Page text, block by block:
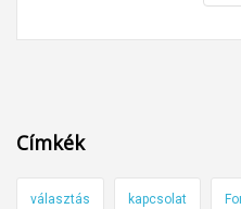
Címkék
választás kapcsolat